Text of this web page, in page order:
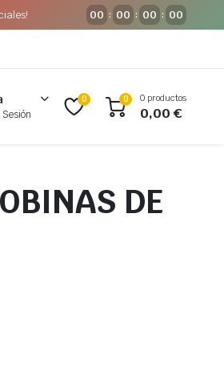
00 : 00 : 00 : 00
0 0 0 productos
0,00€
DE